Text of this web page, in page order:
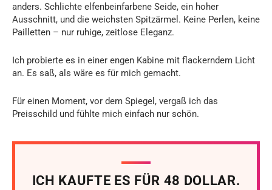
anders. Schlichte elfenbeinfarbene Seide, ein hoher
Ausschnitt, und die weichsten Spitzärmel. Keine Perlen, keine
Pailletten – nur ruhige, zeitlose Eleganz.
Ich probierte es in einer engen Kabine mit flackerndem Licht
an. Es saß, als wäre es für mich gemacht.
Für einen Moment, vor dem Spiegel, vergaß ich das
Preisschild und fühlte mich einfach nur schön.
ICH KAUFTE ES FÜR 48 DOLLAR.